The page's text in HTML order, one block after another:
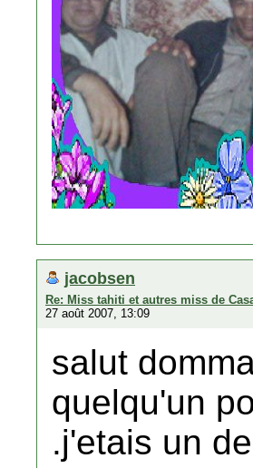
jacobsen
Re: Miss tahiti et autres miss de
27 août 2007, 13:09
salut
quelqu'un
.j'etais un